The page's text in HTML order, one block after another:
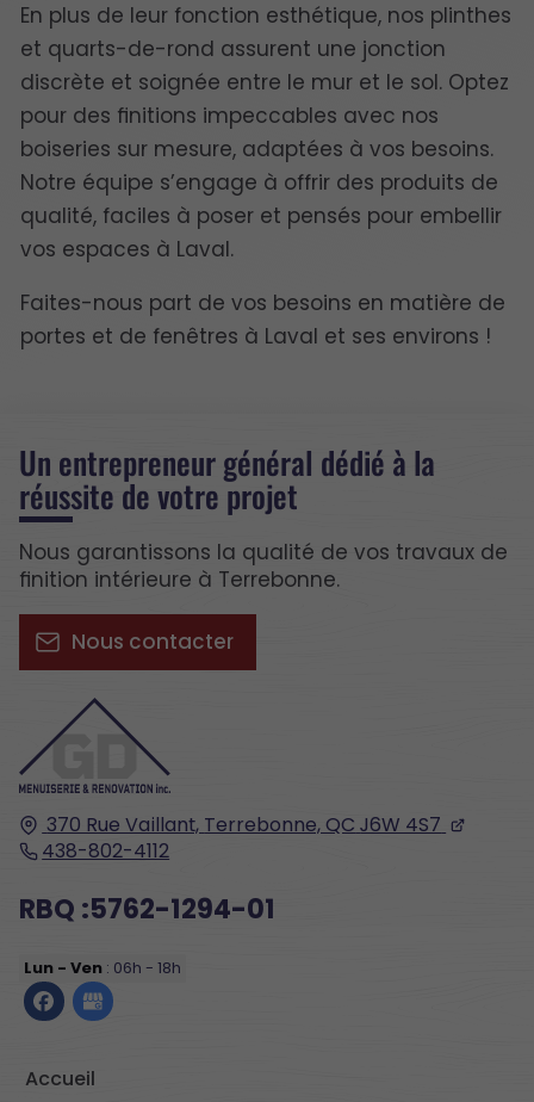
En plus de leur fonction esthétique, nos plinthes
et quarts-de-rond assurent une jonction
discrète et soignée entre le mur et le sol. Optez
pour des finitions impeccables avec nos
boiseries sur mesure, adaptées à vos besoins.
Notre équipe s’engage à offrir des produits de
qualité, faciles à poser et pensés pour embellir
vos espaces à Laval.
Faites-nous part de vos besoins en matière de
portes et de fenêtres à Laval et ses environs !
370 Rue Vaillant, Terrebonne, QC J6W 4S7
438-802-4112
RBQ :5762-1294-01
Lun - Ven : 06h - 18h
Accueil
Un entrepreneur général dédié à la
réussite de votre projet
Nous garantissons la qualité de vos travaux de
finition intérieure à Terrebonne.
Nous contacter